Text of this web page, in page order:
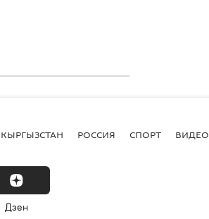
КЫРГЫЗСТАН РОССИЯ СПОРТ ВИДЕО
Дзен